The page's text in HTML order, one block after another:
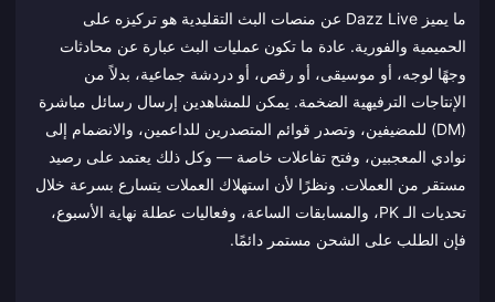
ما يميز Dazz Live عن منصات البث التقليدية هو تركيزه على
الحميمية والفورية. عادة ما تكون عمليات البث عبارة عن محادثات
وجهًا لوجه، أو موسيقى، أو رقص، أو دردشة جماعية، بدلاً من
الإنتاجات الترفيهية الضخمة. يمكن للمشاهدين إرسال رسائل مباشرة
(DM) للمضيفين، وتصدر قوائم المتصدرين للداعمين، والانضمام إلى
نوادي المعجبين، وفتح تفاعلات خاصة — وكل ذلك يعتمد على رصيد
مستقر من العملات. ونظرًا لأن استهلاك العملات يتسارع بسرعة خلال
تحديات الـ PK، والمسابقات الساعة، وفعاليات عطلة نهاية الأسبوع،
فإن الطلب على الشحن مستمر دائمًا.